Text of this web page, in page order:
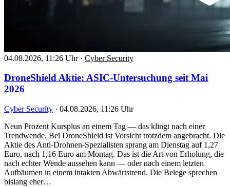
04.08.2026, 11:26 Uhr · Cyber Security
DroneShield Aktie: ASIC-Untersuchung seit Mai
2026
Cyber Security · 04.08.2026, 11:26 Uhr
Neun Prozent Kursplus an einem Tag — das klingt nach einer
Trendwende. Bei DroneShield ist Vorsicht trotzdem angebracht. Die
Aktie des Anti-Drohnen-Spezialisten sprang am Dienstag auf 1,27
Euro, nach 1,16 Euro am Montag. Das ist die Art von Erholung, die
nach echter Wende aussehen kann — oder nach einem letzten
Aufbäumen in einem intakten Abwärtstrend. Die Belege sprechen
bislang eher…